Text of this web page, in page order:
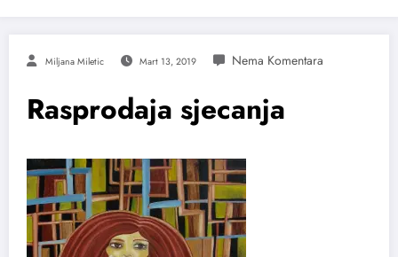
Miljana Miletic Mart 13, 2019
Rasprodaja sjecanja